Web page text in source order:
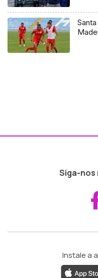
Siga-nos
Instale a